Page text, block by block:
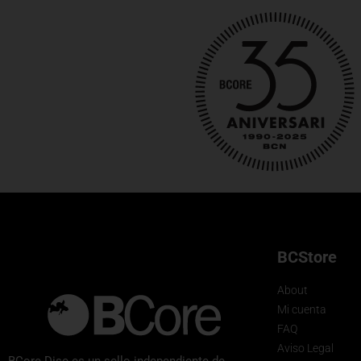
BCStore
About
Mi cuenta
FAQ
Aviso Legal